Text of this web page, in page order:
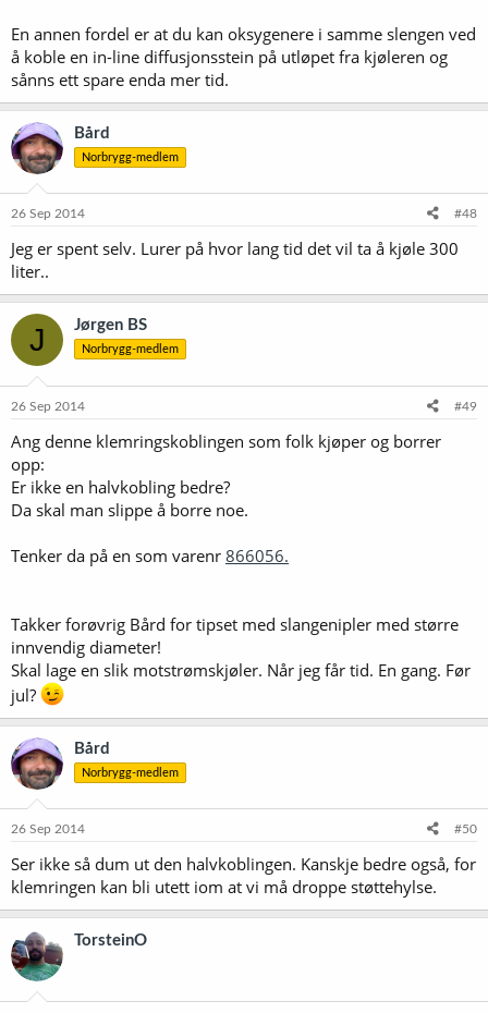
En annen fordel er at du kan oksygenere i samme slengen ved
å koble en in-line diffusjonsstein på utløpet fra kjøleren og
sånns ett spare enda mer tid.
Bård
Norbrygg-medlem
26 Sep 2014 #48
Jeg er spent selv. Lurer på hvor lang tid det vil ta å kjøle 300
liter..
J Jørgen BS
Norbrygg-medlem
26 Sep 2014 #49
Ang denne klemringskoblingen som folk kjøper og borrer
opp:
Er ikke en halvkobling bedre?
Da skal man slippe å borre noe.
Tenker da på en som varenr 866056.
Takker forøvrig Bård for tipset med slangenipler med større
innvendig diameter!
Skal lage en slik motstrømskjøler. Når jeg får tid. En gang. Før
jul?
Bård
Norbrygg-medlem
26 Sep 2014 #50
Ser ikke så dum ut den halvkoblingen. Kanskje bedre også, for
klemringen kan bli utett iom at vi må droppe støttehylse.
TorsteinO